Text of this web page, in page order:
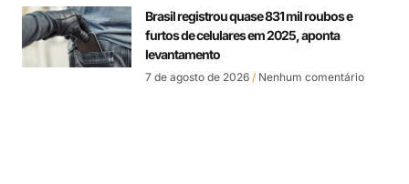
Brasil registrou quase 831 mil roubos e
furtos de celulares em 2025, aponta
levantamento
7 de agosto de 2026 Nenhum comentário